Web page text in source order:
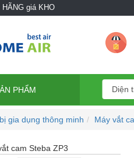
giá KHO
PHẨM
gia dụng thông minh Máy vắt